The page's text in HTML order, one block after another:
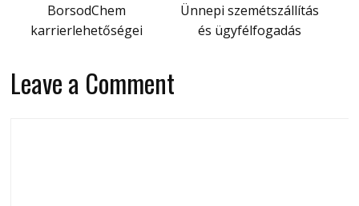
BorsodChem
karrierlehetőségei
Ünnepi szemétszállítás
és ügyfélfogadás
Leave a Comment